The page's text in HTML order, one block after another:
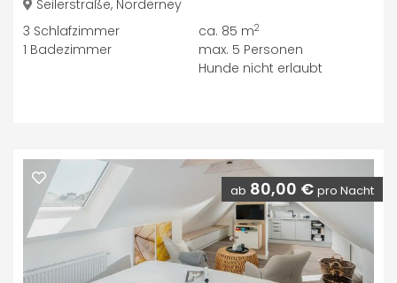
Seilerstraße, Norderney
3 Schlafzimmer
1 Badezimmer
ca. 85 m2
max. 5 Personen
Hunde nicht erlaubt
ab 80,00 € pro Nacht